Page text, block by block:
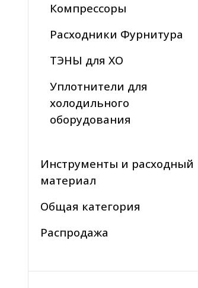
Компрессоры
Расходники Фурнитура
ТЭНЫ для ХО
Уплотнители для
холодильного
оборудования
Инструменты и расходный
материал
Общая категория
Распродажа